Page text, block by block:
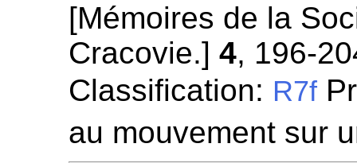
[Mémoires de la
Cracovie.]4, 196-
Classification: R7f
au mouvement sur